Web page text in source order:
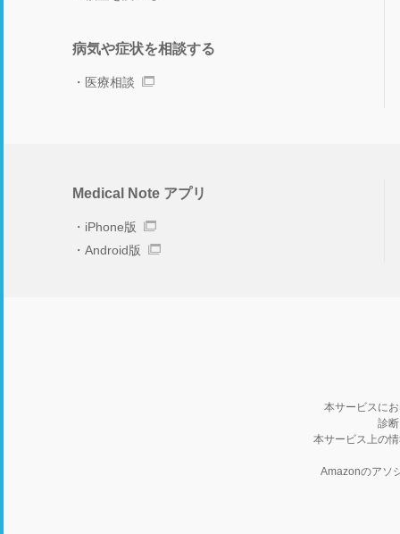
病気や症状を相談する
医療相談
Medical Note アプリ
iPhone版
Android版
本サービスに
診
本サービス上の
Amazonのアソ